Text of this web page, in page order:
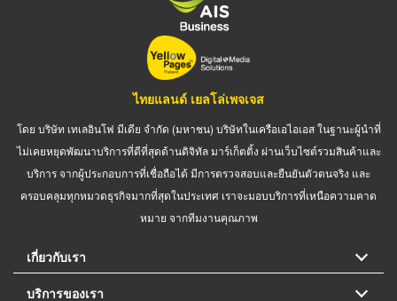
ไทยแลนด์ เยลโล่เพจเจส
โดย บริษัท เทเลอินโฟ มีเดีย จำกัด (มหาชน) บริษัทในเครือเอไอเอส ในฐานะผู้นำที่
ไม่เคยหยุดพัฒนาบริการที่ดีที่สุดด้านดิจิทัล มาร์เก็ตติ้ง ผ่านเว็บไซต์รวมสินค้าและ
บริการ จากผู้ประกอบการที่เชื่อถือได้ มีการตรวจสอบและยืนยันตัวตนจริง และ
ครอบคลุมทุกหมวดธุรกิจมากที่สุดในประเทศ เราจะมอบบริการที่เหนือความคาด
หมาย จากทีมงานคุณภาพ
เกี่ยวกับเรา
บริการของเรา